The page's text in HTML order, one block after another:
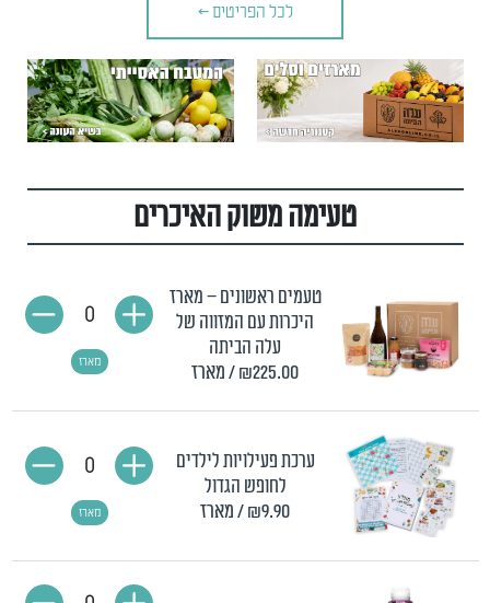
לכל הפריטים>
טעימה משוק האיכרים
טעמים ראשונים – מארז
היכרות עם המזווה של
עלה הביתה
₪225.00/ מארז מארז
0
ערכת פעילויות לילדים
לחופש הגדול
₪9.90/ מארז מארז
0